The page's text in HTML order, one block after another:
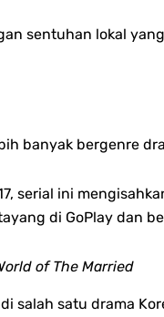
sentuhan lokal
banyak bergenre
serial ini
di GoPlay dan
of The Married
salah satu drama